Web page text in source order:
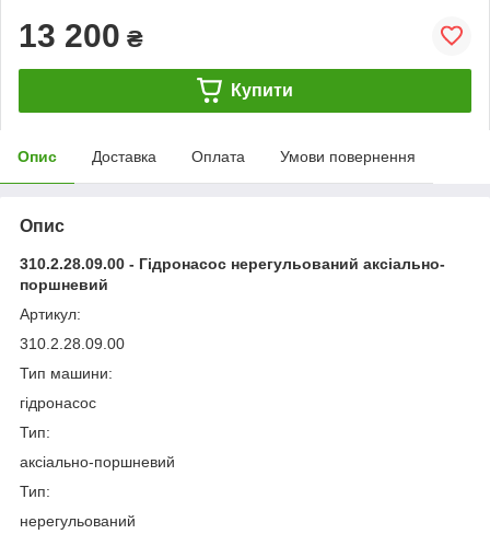
13 200 ₴
Купити
Опис Доставка Оплата Умови повернення
Опис
310.2.28.09.00 - Гідронасос нерегульований аксіально-
поршневий
Артикул:
310.2.28.09.00
Тип машини:
гідронасос
Тип:
аксіально-поршневий
Тип:
нерегульований